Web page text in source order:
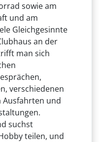
sowie am
und am
Gleichgesinnte
an der
man sich
verschiedenen
Ausfahrten und
suchst
teilen, und